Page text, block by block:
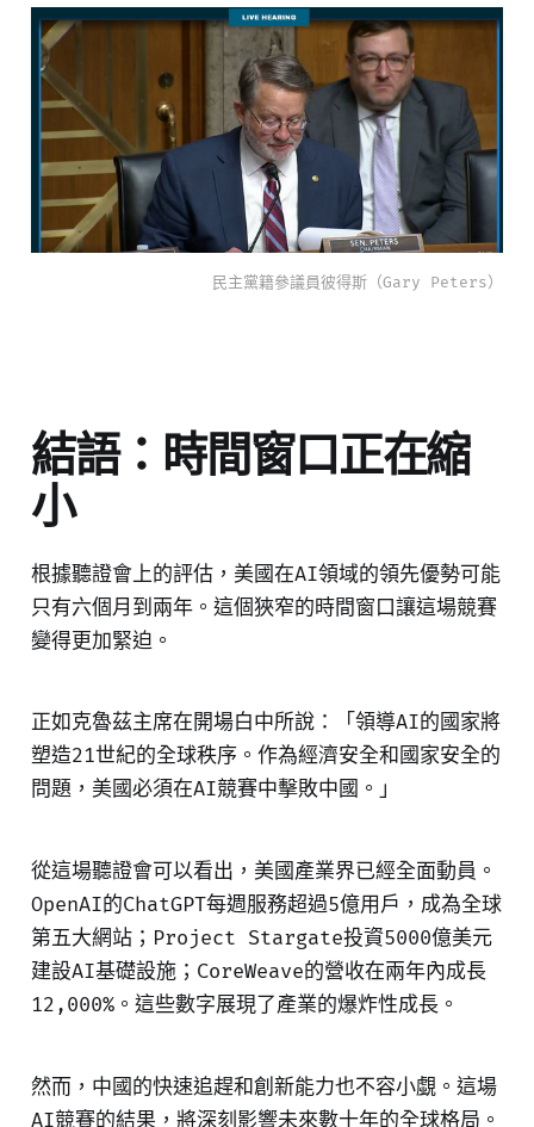
民主黨籍參議員彼得斯（Gary Peters）
結語：時間窗口正在縮
小
根據聽證會上的評估，美國在AI領域的領先優勢可能
只有六個月到兩年。這個狹窄的時間窗口讓這場競賽
變得更加緊迫。
正如克魯茲主席在開場白中所說：「領導AI的國家將
塑造21世紀的全球秩序。作為經濟安全和國家安全的
問題，美國必須在AI競賽中擊敗中國。」
從這場聽證會可以看出，美國產業界已經全面動員。
OpenAI的ChatGPT每週服務超過5億用戶，成為全球
第五大網站；Project Stargate投資5000億美元
建設AI基礎設施；CoreWeave的營收在兩年內成長
12,000%。這些數字展現了產業的爆炸性成長。
然而，中國的快速追趕和創新能力也不容小覷。這場
AI競賽的結果，將深刻影響未來數十年的全球格局。